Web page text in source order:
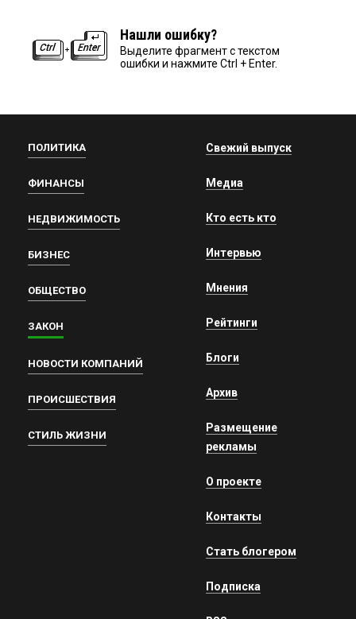
Нашли ошибку?
Выделите фрагмент с текстом
ошибки и нажмите Ctrl + Enter.
ПОЛИТИКА
ФИНАНСЫ
НЕДВИЖИМОСТЬ
БИЗНЕС
ОБЩЕСТВО
ЗАКОН
НОВОСТИ КОМПАНИЙ
ПРОИСШЕСТВИЯ
СТИЛЬ ЖИЗНИ
Свежий выпуск
Медиа
Кто есть кто
Интервью
Мнения
Рейтинги
Блоги
Архив
Размещение
рекламы
О проекте
Контакты
Стать блогером
Подписка